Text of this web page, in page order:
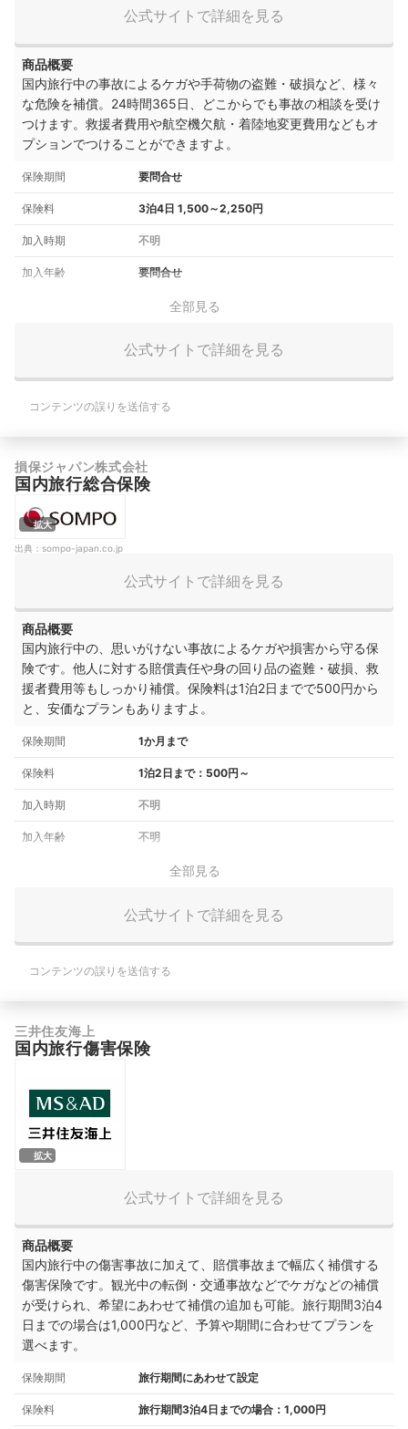
公式サイトで詳細を見る
商品概要
国内旅行中の事故によるケガや手荷物の盗難・破損など、様々
な危険を補償。24時間365日、どこからでも事故の相談を受け
つけます。救援者費用や航空機欠航・着陸地変更費用などもオ
プションでつけることができますよ。
保険期間 要問合せ
保険料 3泊4日 1,500～2,250円
加入時期 不明
加入年齢 要問合せ
全部見る
公式サイトで詳細を見る
コンテンツの誤りを送信する
損保ジャパン株式会社
国内旅行総合保険
拡大
出典： sompo-japan.co.jp
公式サイトで詳細を見る
商品概要
国内旅行中の、思いがけない事故によるケガや損害から守る保
険です。他人に対する賠償責任や身の回り品の盗難・破損、救
援者費用等もしっかり補償。保険料は1泊2日までで500円から
と、安価なプランもありますよ。
保険期間 1か月まで
保険料 1泊2日まで：500円～
加入時期 不明
加入年齢 不明
全部見る
公式サイトで詳細を見る
コンテンツの誤りを送信する
三井住友海上
国内旅行傷害保険
拡大
公式サイトで詳細を見る
商品概要
国内旅行中の傷害事故に加えて、賠償事故まで幅広く補償する
傷害保険です。観光中の転倒・ 交通事故などでケガなどの補償
が受けられ、希望にあわせて補償の追加も可能。旅行期間3泊4
日までの場合は1,000円など、予算や期間に合わせてプランを
選べます。
保険期間 旅行期間にあわせて設定
保険料 旅行期間3泊4日までの場合：1,000円